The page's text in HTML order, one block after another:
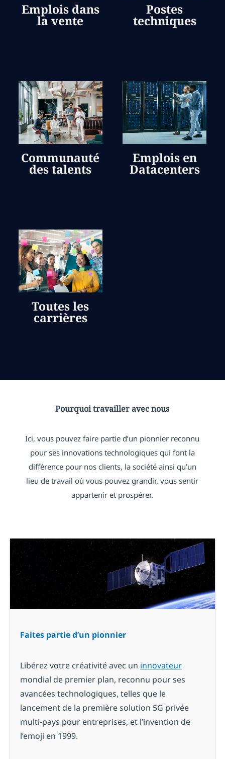
Emplois dans
la vente
Postes
techniques
Communauté
des talents
Emplois en
Datacenters
Toutes les
carrières
Pourquoi travailler avec nous
Ici, vous pouvez faire partie d’un pionnier reconnu
pour ses innovations technologiques qui font la
différence pour nos clients, la société ainsi qu’un
lieu de travail où vous pouvez grandir, vous sentir
appartenir et prospérer.
Faites partie d’un pionnier
Libérez votre créativité avec un innovateur
mondial de premier plan, reconnu pour ses
avancées technologiques, telles que le
lancement de la première solution 5G privée
multi-pays pour entreprises, et l’invention de
l’emoji en 1999.